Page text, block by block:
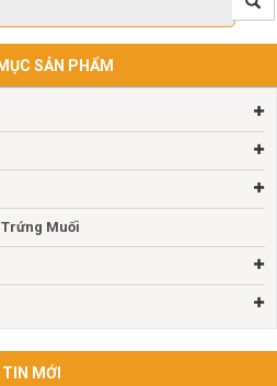
SẢN PHẨM
Muối
TIN MỚI